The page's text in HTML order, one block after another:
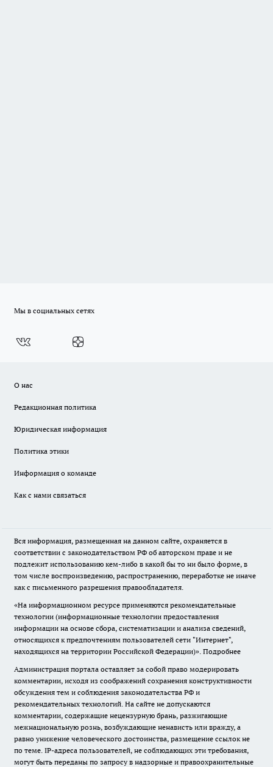
Мы в социальных сетях
О нас
Редакционная политика
Юридическая информация
Политика этики
Информация о команде
Как с нами связаться
Вся информация, размещенная на данном сайте, охраняется в
соответствии с законодательством РФ об авторском праве и не
подлежит использованию кем-либо в какой бы то ни было форме, в
том числе воспроизведению, распространению, переработке не иначе
как с письменного разрешения правообладателя.
«На информационном ресурсе применяются рекомендательные
технологии (информационные технологии предоставления
информации на основе сбора, систематизации и анализа сведений,
относящихся к предпочтениям пользователей сети "Интернет",
находящихся на территории Российской Федерации)». Подробнее
Администрация портала оставляет за собой право модерировать
комментарии, исходя из соображений сохранения конструктивности
обсуждения тем и соблюдения законодательства РФ и
рекомендательных технологий. На сайте не допускаются
комментарии, содержащие нецензурную брань, разжигающие
межнациональную рознь, возбуждающие ненависть или вражду, а
равно унижение человеческого достоинства, размещение ссылок не
по теме. IP-адреса пользователей, не соблюдающих эти требования,
могут быть переданы по запросу в надзорные и правоохранительные